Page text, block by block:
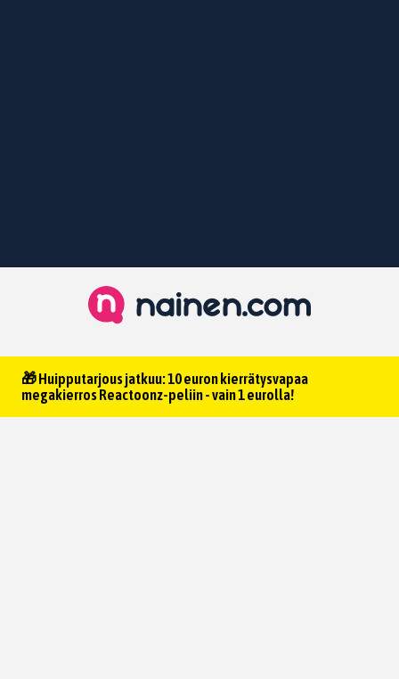
🎁 Huipputarjous jatkuu: 10 euron kierrätysvapaa
megakierros Reactoonz-peliin - vain 1 eurolla!